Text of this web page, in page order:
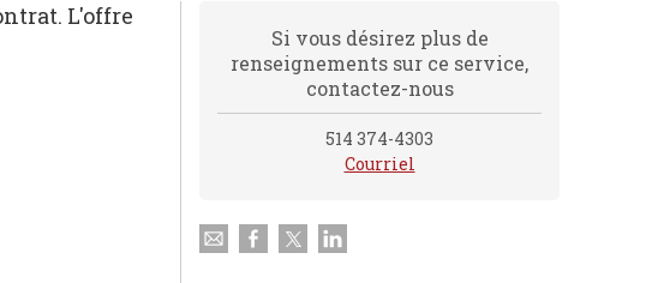
L'offre
Si vous désirez plus de
renseignements sur ce service,
contactez-nous
514 374-4303
Courriel